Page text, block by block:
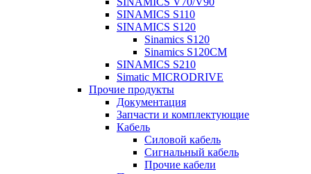
SINAMICS S110
SINAMICS S120
Sinamics S120
Sinamics S120CM
SINAMICS S210
Simatic MICRODRIVE
Прочие продукты
Документация
Запчасти и комплектующие
Кабель
Силовой кабель
Сигнальный кабель
Прочие кабели